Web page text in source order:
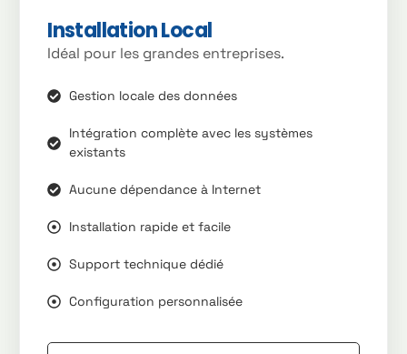
Installation Local
Idéal pour les grandes entreprises.
Gestion locale des données
Intégration complète avec les systèmes
existants
Aucune dépendance à Internet
Installation rapide et facile
Support technique dédié
Configuration personnalisée